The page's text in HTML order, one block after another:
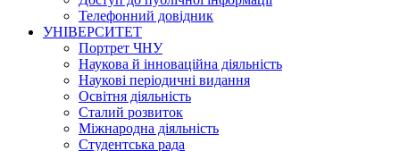
Телефонний довідник
УНІВЕРСИТЕТ
Портрет ЧНУ
Наукова й інноваційна діяльність
Наукові періодичні видання
Освітня діяльність
Сталий розвиток
Міжнародна діяльність
Студентська рада